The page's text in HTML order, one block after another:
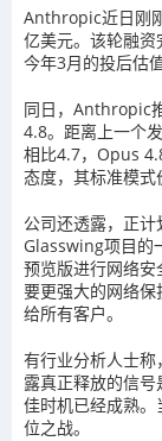
Anthropic近日刚
亿美元。该轮融
今年3月的投后估
同日，Anthropic
4.8。距离上一个
相比4.7，Opus
态度，其标准模式
公司还透露，正
Glasswing项目的
预览版进行网络
要更强大的网络
给所有客户。
有行业分析人士
露真正释放的信
佳时机已经成熟。
位之战。